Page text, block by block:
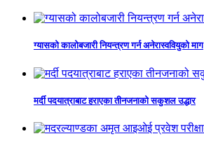
ग्यासको कालोबजारी नियन्त्रण गर्न अनेरास्ववियुको माग
मर्दी पदयात्राबाट हराएका तीनजनाको सकुशल उद्धार